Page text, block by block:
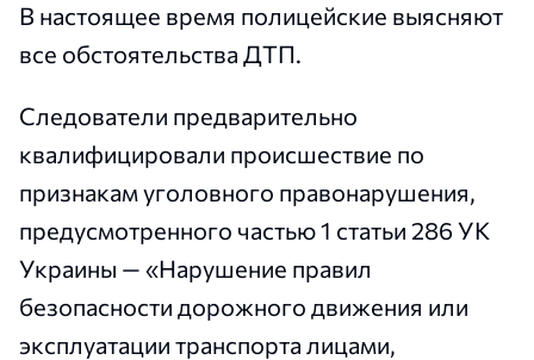
В настоящее время полицейские выясняют
все обстоятельства ДТП.
Следователи предварительно
квалифицировали происшествие по
признакам уголовного правонарушения,
предусмотренного частью 1 статьи 286 УК
Украины — «Нарушение правил
безопасности дорожного движения или
эксплуатации транспорта лицами,